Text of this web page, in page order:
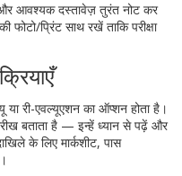
और आवश्यक दस्तावेज़ तुरंत नोट कर
प्रिंट साथ रखें ताकि परीक्षा
री-एवल्यूएशन का ऑप्शन होता है।
बताता है — इन्हें ध्यान से पढ़ें और
के लिए मार्कशीट, पास